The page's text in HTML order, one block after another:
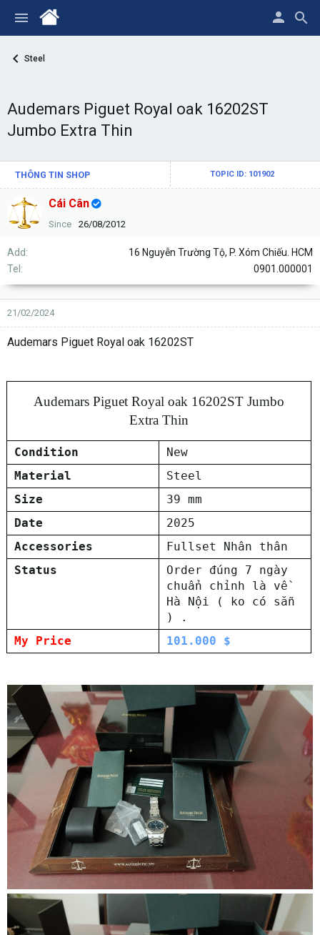
Steel
Audemars Piguet Royal oak 16202ST
Jumbo Extra Thin
THÔNG TIN SHOP TOPIC ID: 101902
Cái Cân
Since 26/08/2012
Add
16 Nguyễn Trường Tộ, P. Xóm Chiếu. HCM
Tel
0901.000001
21/02/2024
Audemars Piguet Royal oak 16202ST
Audemars Piguet Royal oak 16202ST Jumbo
Extra Thin
Condition
New
Material
Steel
Size
39 mm
Date
2025
Accessories
Fullset Nhân thân
Status
Order đúng 7 ngày
chuẩn chỉnh là về
Hà Nội ( ko có sẵn
) .
My Price
101.000 $